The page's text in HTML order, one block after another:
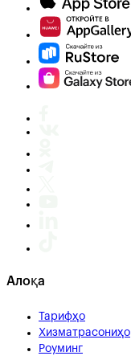
Алоқа
Тарифҳо
Хизматрасониҳо
Роуминг